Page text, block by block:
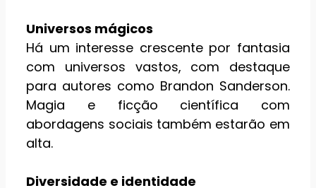
Universos mágicos
Há um interesse crescente por fantasia
com universos vastos, com destaque
para autores como Brandon Sanderson.
Magia e ficção científica com
abordagens sociais também estarão em
alta.
Diversidade e identidade